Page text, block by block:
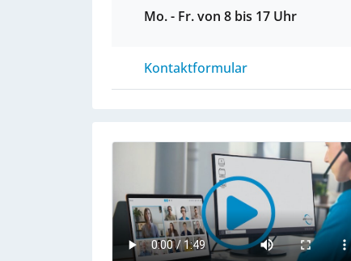
Mo. - Fr. von 8 bis 17 Uhr
Kontaktformular